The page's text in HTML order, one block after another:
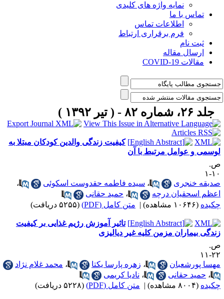
نمایه واژه های کلیدی
تماس با ما
اطلاعات تماس
فرم برقراری ارتباط
ثبت نام
ارسال مقاله
مقالات COVID-19
جلد ۲۶، شماره ۸۲ - ( تیر ۱۳۹۲ )
کیفیت زندگی والدین کودکان مبتلا به
و عوامل مرتبط با آن
۱
خنجری
،سیده فاطمه حقدوست اسکوئی
،
اسحقیان درچه
،حمید حقانی
(۱۰۶۴۶ مشاهده) | متن کامل (PDF) (۵۲۵۵ دریافت)
تاثیر آموزش رژیم غذایی بر کیفیت
بیماران مزمن کلیه غیر دیالیزی
۱۱
پورشعبان
،زهره پارسا یکتا ،محمد غلام نژاد
،حمید حقانی ،نادیا کریمی
(۸۰۰۴ مشاهده) | متن کامل (PDF) (۵۲۲۸ دریافت)